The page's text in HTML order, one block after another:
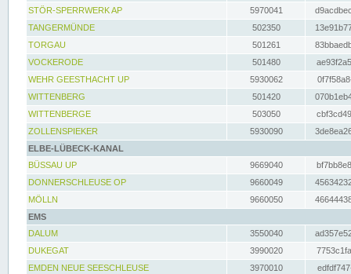
STÖR-SPERRWERK AP 5970041
TANGERMÜNDE
502350
TORGAU
501261
VOCKERODE
501480
WEHR GEESTHACHT UP
5930062
WITTENBERG
501420
WITTENBERGE
503050
ZOLLENSPIEKER
5930090
ELBE-LÜBECK-KANAL
BÜSSAU UP
9669040
DONNERSCHLEUSE OP
9660049
MÖLLN
9660050
EMS
DALUM
3550040
DUKEGAT
3990020
EMDEN NEUE SEESCHLEUSE
3970010